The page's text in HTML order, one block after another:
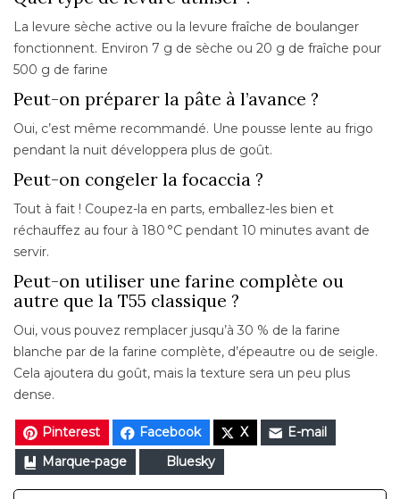
La levure sèche active ou la levure fraîche de boulanger
fonctionnent. Environ 7 g de sèche ou 20 g de fraîche pour
500 g de farine
Peut-on préparer la pâte à l’avance ?
Oui, c’est même recommandé. Une pousse lente au frigo
pendant la nuit développera plus de goût.
Peut-on congeler la focaccia ?
Tout à fait ! Coupez-la en parts, emballez-les bien et
réchauffez au four à 180 °C pendant 10 minutes avant de
servir.
Peut-on utiliser une farine complète ou
autre que la T55 classique ?
Oui, vous pouvez remplacer jusqu’à 30 % de la farine
blanche par de la farine complète, d’épeautre ou de seigle.
Cela ajoutera du goût, mais la texture sera un peu plus
dense.
Pinterest Facebook X
E-mail
Marque-page
Bluesky